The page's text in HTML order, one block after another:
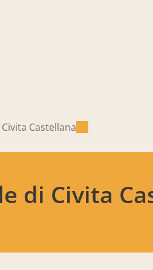
Castellana
di Civita